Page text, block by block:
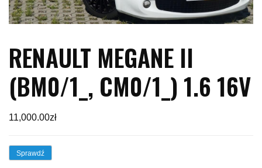
RENAULT MEGANE II
(BM0/1_, CM0/1_) 1.6 16V
11,000.00zł
Sprawdź